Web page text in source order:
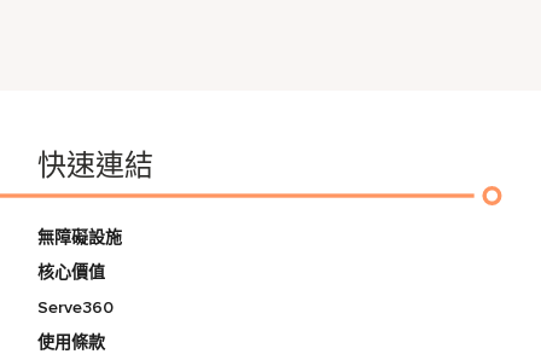
快速連結
無障礙設施
核心價值
Serve360
使用條款